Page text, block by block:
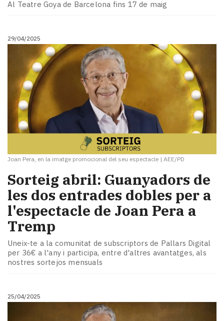
Al Teatre Goya de Barcelona fins 17 de maig
29/04/2025
Joan Pera, en la imatge promocional del seu espectacle | AEE/PD
Sorteig abril: Guanyadors de
les dos entrades dobles per a
l'espectacle de Joan Pera a
Tremp
Uneix-te a la comunitat de subscriptors de Pallars Digital
per 36€ a l'any i participa, entre d'altres avantatges, als
nostres sortejos mensuals
25/04/2025